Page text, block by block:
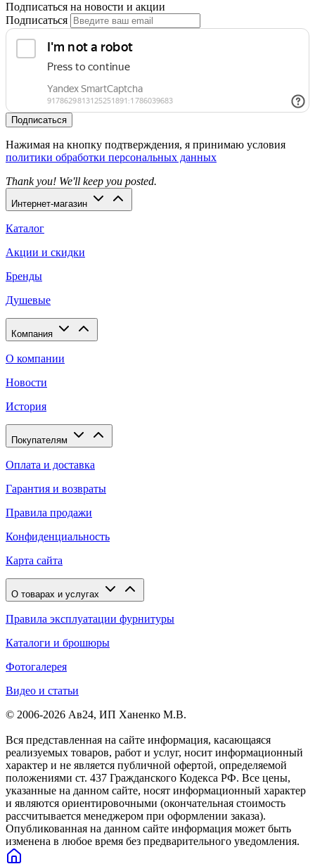
Подписаться на новости и акции
Подписаться
Подписаться
Нажимая на кнопку подтверждения, я принимаю условия
политики обработки персональных данных
Thank you! We'll keep you posted.
Интернет-магазин
Каталог
Акции и скидки
Бренды
Душевые
Компания
О компании
Новости
История
Покупателям
Оплата и доставка
Гарантия и возвраты
Правила продажи
Конфиденциальность
Карта сайта
О товарах и услугах
Правила эксплуатации фурнитуры
Каталоги и брошюры
Фотогалерея
Видео и статьи
© 2006-2026 Ав24, ИП Ханенко М.В.
Вся представленная на сайте информация, касающаяся
реализуемых товаров, работ и услуг, носит информационный
характер и не является публичной офертой, определяемой
положениями ст. 437 Гражданского Кодекса РФ. Все цены,
указанные на данном сайте, носят информационный характер
и являются ориентировочными (окончательная стоимость
рассчитывается менеджером при оформлении заказа).
Опубликованная на данном сайте информация может быть
изменена в любое время без предварительного уведомления.